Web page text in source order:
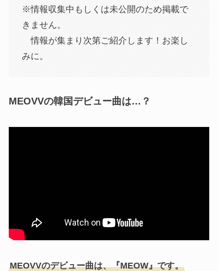
※情報収集中もしくは未公開のため掲載で
きません。
情報が集まり次第ご紹介します！お楽し
みに。
MEOVVの韓国デビュー曲は…？
MEOVVのデビュー曲は、『MEOW』です。